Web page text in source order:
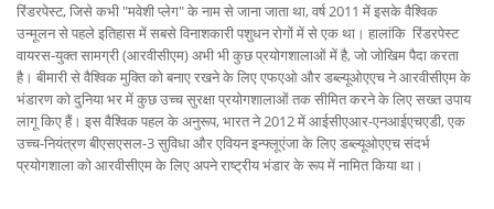
रिंडरपेस्ट, जिसे कभी "मवेशी प्लेग" के नाम से जाना जाता था, वर्ष 2011 में इसके वैश्विक
उन्मूलन से पहले इतिहास में सबसे विनाशकारी पशुधन रोगों में से एक था। हालांकि रिंडरपेस्ट
वायरस-युक्त सामग्री (आरवीसीएम) अभी भी कुछ प्रयोगशालाओं में है, जो जोखिम पैदा करता
है। बीमारी से वैश्विक मुक्ति को बनाए रखने के लिए एफएओ और डब्ल्यूओएएच ने आरवीसीएम के
भंडारण को दुनिया भर में कुछ उच्च सुरक्षा प्रयोगशालाओं तक सीमित करने के लिए सख्त उपाय
लागू किए हैं। इस वैश्विक पहल के अनुरूप, भारत ने 2012 में आईसीएआर-एनआईएचएडी, एक
उच्च-नियंत्रण बीएसएसल-3 सुविधा और एवियन इन्फ्लूएंजा के लिए डब्ल्यूओएएच संदर्भ
प्रयोगशाला को आरवीसीएम के लिए अपने राष्ट्रीय भंडार के रूप में नामित किया था।